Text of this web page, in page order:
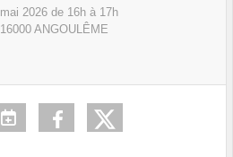
mai 2026 de 16h à 17h
16000 ANGOULÊME